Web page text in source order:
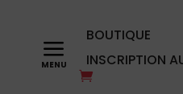
a BOUTIQUE
INSCRIPTION